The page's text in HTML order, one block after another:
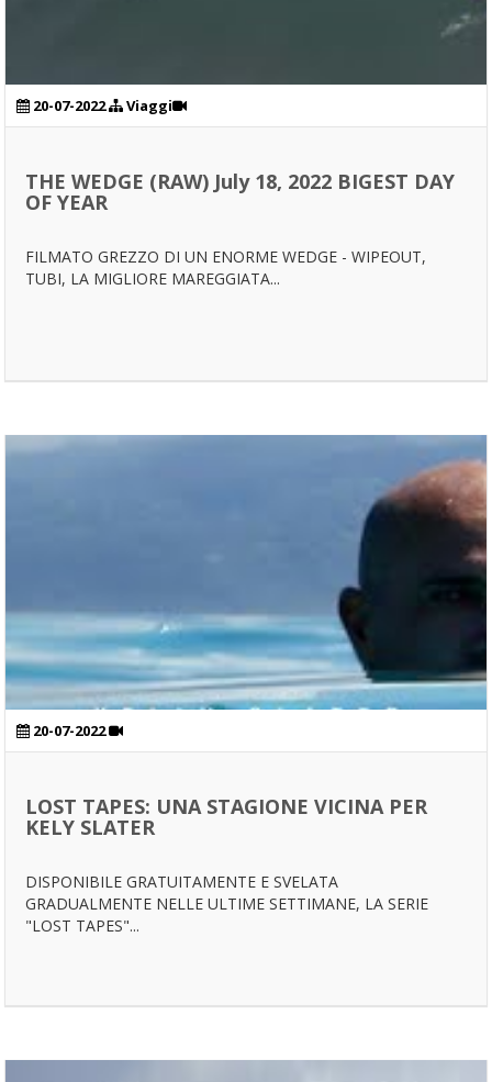
20-07-2022 Viaggi
THE WEDGE (RAW) July 18, 2022 BIGEST DAY
OF YEAR
FILMATO GREZZO DI UN ENORME WEDGE - WIPEOUT,
TUBI, LA MIGLIORE MAREGGIATA...
20-07-2022
LOST TAPES: UNA STAGIONE VICINA PER
KELY SLATER
DISPONIBILE GRATUITAMENTE E SVELATA
GRADUALMENTE NELLE ULTIME SETTIMANE, LA SERIE
"LOST TAPES"...